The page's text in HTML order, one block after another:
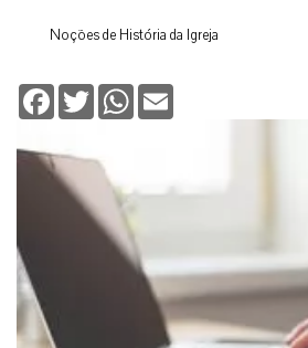
Noções de História da Igreja
Facebook
TwitterWhatsApp